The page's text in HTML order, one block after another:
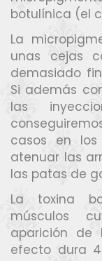
botulínica (el
La
unas cejas
demasiado
Si además
las
casos en
atenuar las
las patas de
La toxina
músculos
aparición de
efecto dura